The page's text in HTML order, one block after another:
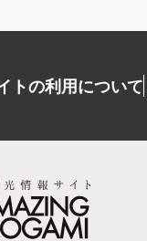
トの利用について